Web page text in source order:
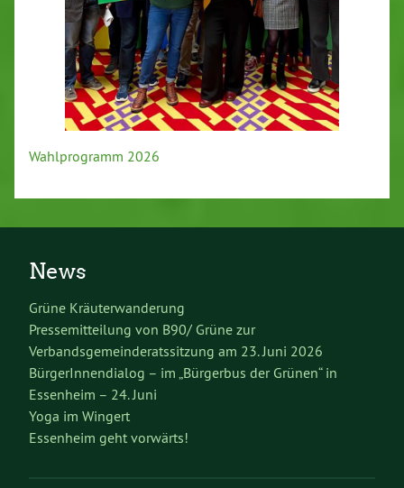
Wahlprogramm 2026
News
Grüne Kräuterwanderung
Pressemitteilung von B90/ Grüne zur
Verbandsgemeinderatssitzung am 23. Juni 2026
BürgerInnendialog – im „Bürgerbus der Grünen“ in
Essenheim – 24. Juni
Yoga im Wingert
Essenheim geht vorwärts!